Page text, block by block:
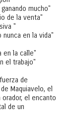
mucho"
de la venta"
"
nunca en la vida"
en la calle"
el trabajo"
de
Maquiavelo, el
el encanto
de un